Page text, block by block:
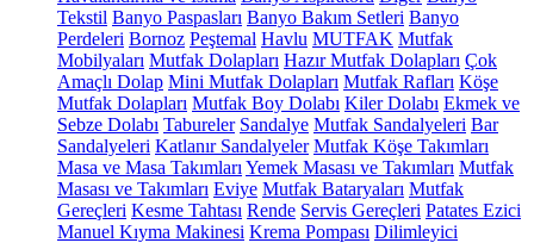
Tekstil Banyo Paspasları Banyo Bakım Setleri Banyo
Perdeleri Bornoz Peştemal Havlu MUTFAK Mutfak
Mobilyaları Mutfak Dolapları Hazır Mutfak Dolapları Çok
Amaçlı Dolap Mini Mutfak Dolapları Mutfak Rafları Köşe
Mutfak Dolapları Mutfak Boy Dolabı Kiler Dolabı Ekmek ve
Sebze Dolabı Tabureler Sandalye Mutfak Sandalyeleri Bar
Sandalyeleri Katlanır Sandalyeler Mutfak Köşe Takımları
Masa ve Masa Takımları Yemek Masası ve Takımları Mutfak
Masası ve Takımları Eviye Mutfak Bataryaları Mutfak
Gereçleri Kesme Tahtası Rende Servis Gereçleri Patates Ezici
Manuel Kıyma Makinesi Krema Pompası Dilimleyici